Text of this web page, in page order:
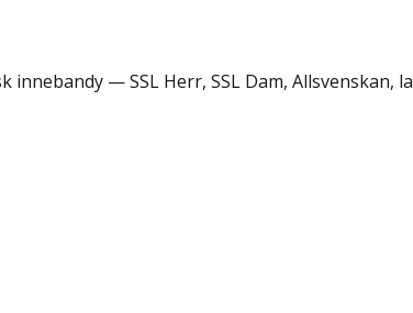
— SSL Herr, SSL Dam, Allsvenskan,